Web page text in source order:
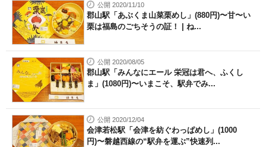
公開 2020/11/10
郡山駅「あぶくま山菜栗めし」(880円)〜甘〜い
栗は福島のごちそうの証！ | ね...
公開 2020/08/05
郡山駅「みんなにエール 栄冠は君へ、ふくし
ま」(1080円)〜いまこそ、駅弁でみ...
公開 2020/12/04
会津若松駅「会津を紡ぐわっぱめし」(1000
円)〜磐越西線の“駅弁を運ぶ”快速列...